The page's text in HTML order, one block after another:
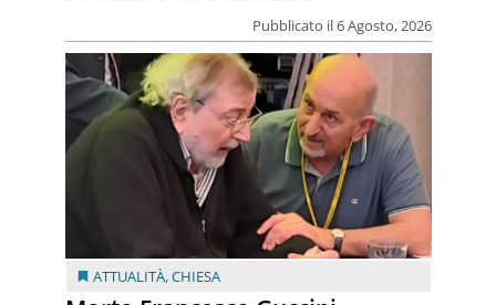
Pubblicato il 6 Agosto, 2026
ATTUALITÀ,CHIESA